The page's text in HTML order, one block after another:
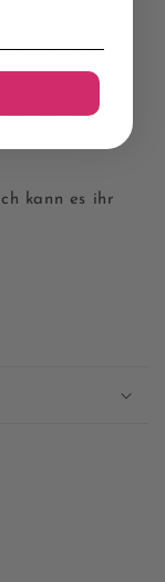
ist, sie
die Dinge
kann es ihr